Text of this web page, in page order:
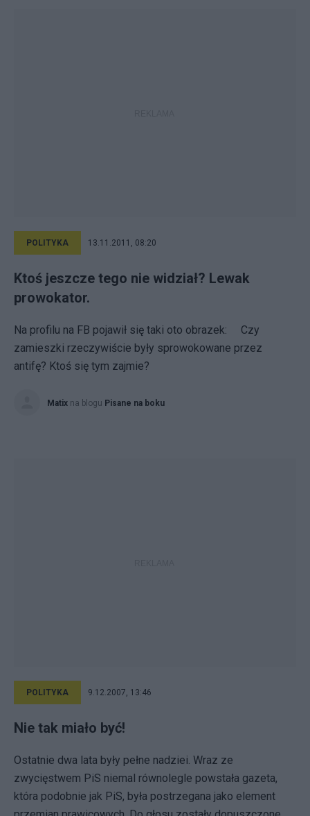
POLITYKA 13.11.2011, 08:20
Ktoś jeszcze tego nie widział? Lewak
prowokator.
Na profilu na FB pojawił się taki oto obrazek: Czy
zamieszki rzeczywiście były sprowokowane przez
antifę? Ktoś się tym zajmie?
Matix na blogu Pisane na boku
POLITYKA 9.12.2007, 13:46
Nie tak miało być!
Ostatnie dwa lata były pełne nadziei. Wraz ze
zwycięstwem PiS niemal równolegle powstała gazeta,
która podobnie jak PiS, była postrzegana jako element